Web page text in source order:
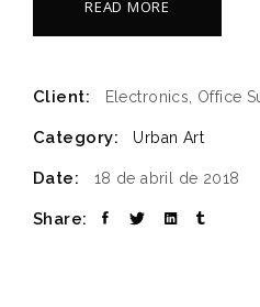
READ MORE
Client: Electronics, Office
Category: Urban Art
Date: 18 de abril de 2018
Share: